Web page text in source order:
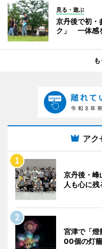
見る・遊ぶ
京丹後で初・
ク」 一体感
アク
京丹後・
人も心に残
宮津で「
00個の灯